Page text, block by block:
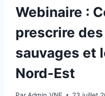
HAIES
EN
GRAND-
EST
Webinaire :
prescrire
sauvages et
Nord-Est